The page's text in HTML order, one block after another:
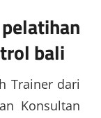
pelatihan
bali
Trainer dari
Konsultan